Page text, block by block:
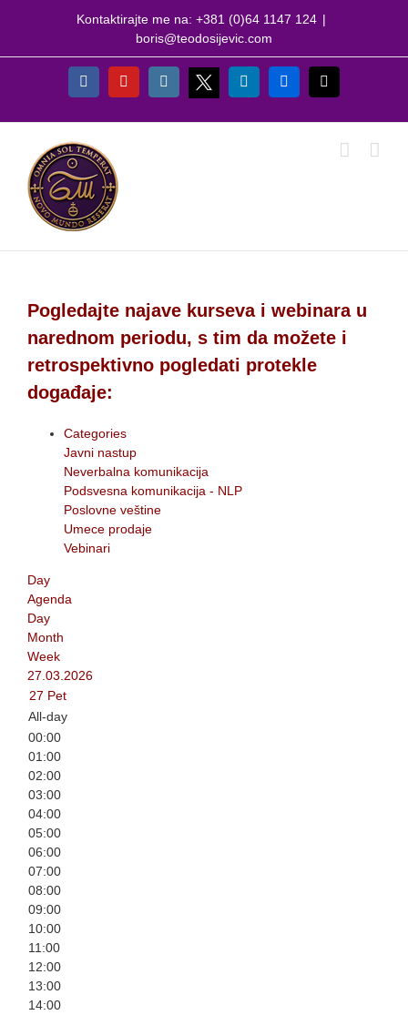
Kontaktirajte me na: +381 (0)64 1147 124 |
boris@teodosijevic.com
FacebookYouTubeInstagram
X LinkedInFlickr
Pogledajte najave kurseva i webinara u
narednom periodu, s tim da možete i
retrospektivno pogledati protekle
događaje:
Categories
Javni nastup
Neverbalna komunikacija
Podsvesna komunikacija - NLP
Poslovne veštine
Umece prodaje
Vebinari
Day
Agenda
Day
Month
Week
27.03.2026
27 Pet
All-day
00:00
01:00
02:00
03:00
04:00
05:00
06:00
07:00
08:00
09:00
10:00
11:00
12:00
13:00
14:00